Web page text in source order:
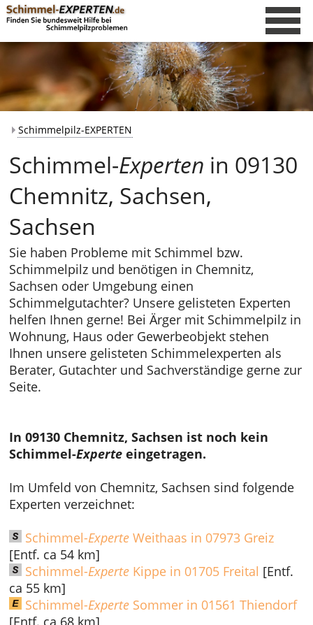
Schimmelpilz-EXPERTEN
Schimmel-Experten in 09130
Chemnitz, Sachsen,
Sachsen
Sie haben Probleme mit Schimmel bzw.
Schimmelpilz und benötigen in Chemnitz,
Sachsen oder Umgebung einen
Schimmelgutachter? Unsere gelisteten Experten
helfen Ihnen gerne! Bei Ärger mit Schimmelpilz in
Wohnung, Haus oder Gewerbeobjekt stehen
Ihnen unsere gelisteten Schimmelexperten als
Berater, Gutachter und Sachverständige gerne zur
Seite.
In 09130 Chemnitz, Sachsen ist noch kein
Schimmel-Experte eingetragen.
Im Umfeld von Chemnitz, Sachsen sind folgende
Experten verzeichnet:
Schimmel-Experte Weithaas in 07973 Greiz
[Entf. ca 54 km]
Schimmel-Experte Kippe in 01705 Freital [Entf.
ca 55 km]
Schimmel-Experte Sommer in 01561 Thiendorf
[Entf. ca 68 km]